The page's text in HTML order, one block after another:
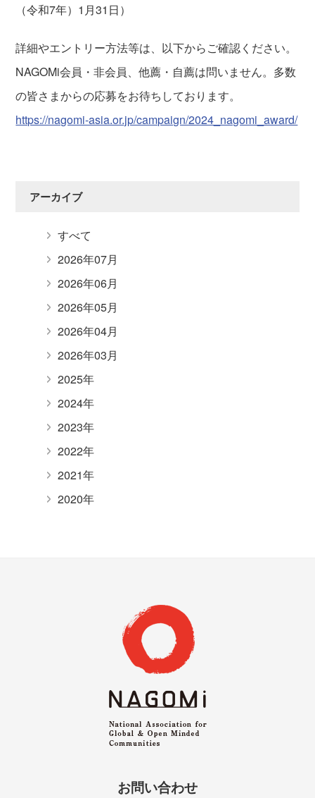
アーカイブ
すべて
2026年07月
2026年06月
2026年05月
2026年04月
2026年03月
2025年
2024年
2023年
2022年
2021年
2020年
（令和7年）1月31日）
詳細やエントリー方法等は、以下からご確認ください。
NAGOMi会員・非会員、他薦・自薦は問いません。多数
の皆さまからの応募をお待ちしております。
https://nagomi-asia.or.jp/campaign/2024_nagomi_award/
お問い合わせ